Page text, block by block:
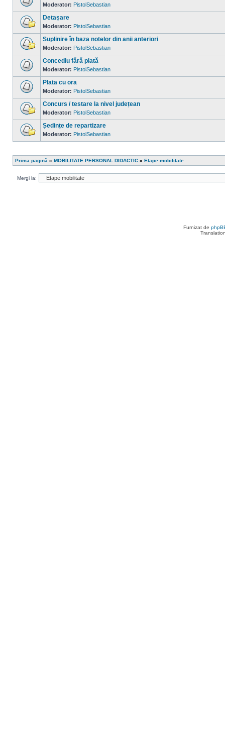
sunt
mesaje
necitite
Moderator: PistolSebastian
sunt
mesaje
necitite
Detașare
Moderator: PistolSebastian
sunt
mesaje
necitite
Suplinire în baza notelor din anii anteriori
Moderator: PistolSebastian
sunt
mesaje
necitite
Concediu fără plată
Moderator: PistolSebastian
sunt
mesaje
necitite
Plata cu ora
Moderator: PistolSebastian
sunt
mesaje
necitite
Concurs / testare la nivel județean
Moderator: PistolSebastian
necitite
Ședințe de repartizare
Moderator: PistolSebastian
Prima pagină » MOBILITATE PERSONAL DIDACTIC » Etape mobilitate
Mergi la:
Furnizat de